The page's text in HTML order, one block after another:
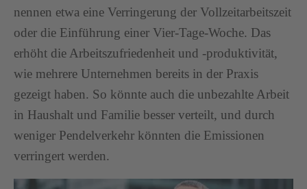
nennen etwa eine Verringerung der Vollzeitarbeitszeit
oder die Einführung einer Vier-Tage-Woche. Das
erhöht die Arbeitszufriedenheit und -produktivität,
wie mehrere Unternehmen bereits in der Praxis
gezeigt haben. So könnte auch die unbezahlte Arbeit
in Haushalt und Familie besser verteilt, und durch
weniger Pendelverkehr könnten die Emissionen
verringert werden.